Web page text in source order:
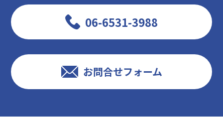
06-6531-3988
お問合せフォーム